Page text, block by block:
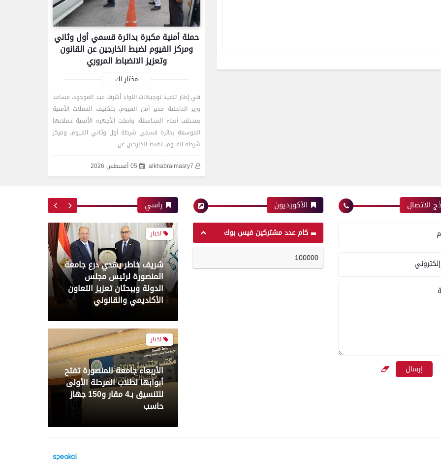
حملة أمنية مكبرة بدائرة قسمي أول وثاني
ومركز الفيوم لضبط الخارجين عن القانون
وتعزيز الانضباط المروري
مختار لك
في إطار تنفيذ توجيهات اللواء أشرف عبد الموجود، مساعد
وزير الداخلية مدير أمن الفيوم، بتكثيف الحملات الأمنية
بمختلف أنحاء المحافظة، واصلت الأجهزة الأمنية حملاتها
الموسعة بدائرة قسمي شرطة أول وثاني الفيوم، ومركز
شرطة الفيوم، لضبط الخارجين عن …
alkhabralmasry7
05 أغسطس 2026
الاتصال الأكورديون
كام عدد مشتركين فيس بوك
100000
راسي
اخبار
وزير الصحة والسكان يعتمد
حركة مديري ووكلاء مديريات
الشئون الصحية بمحافظات
شريف خاطر يهدي درع جامعة
المنصورة لرئيس مجلس
الدولة ويبحثان تعزيز التعاون
الأكاديمي والقانوني
اخبار
الأربعاء جامعة المنصورة تفتح
أبوابها لطلاب المرحلة الأولى
للتنسيق بـ4 مقار و150 جهاز
حاسب
صحة
طفرة في مستشفيات بني
سويف.. استحداث 65 خدمة
صحية وطبية جديدة خلال عام